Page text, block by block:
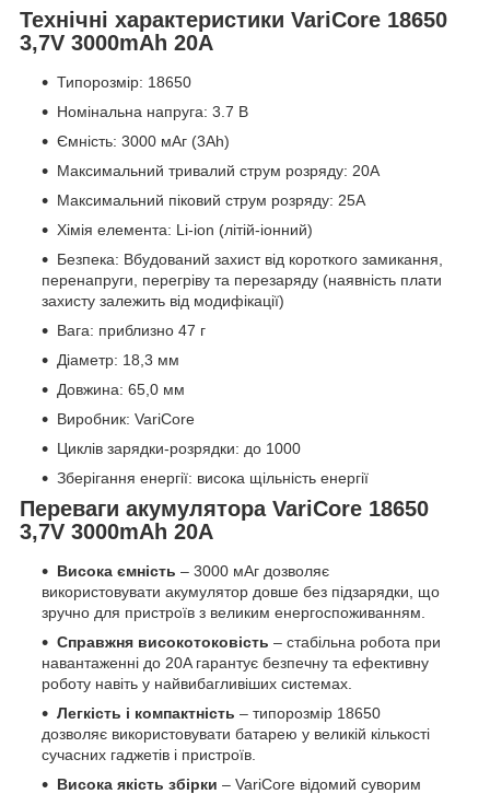
Технічні характеристики VariCore 18650
3,7V 3000mAh 20A
Типорозмір: 18650
Номінальна напруга: 3.7 В
Ємність: 3000 мАг (3Ah)
Максимальний тривалий струм розряду: 20A
Максимальний піковий струм розряду: 25A
Хімія елемента: Li-ion (літій-іонний)
Безпека: Вбудований захист від короткого замикання,
перенапруги, перегріву та перезаряду (наявність плати
захисту залежить від модифікації)
Вага: приблизно 47 г
Діаметр: 18,3 мм
Довжина: 65,0 мм
Виробник: VariCore
Циклів зарядки-розрядки: до 1000
Зберігання енергії: висока щільність енергії
Переваги акумулятора VariCore 18650
3,7V 3000mAh 20A
Висока ємність – 3000 мАг дозволяє
використовувати акумулятор довше без підзарядки, що
зручно для пристроїв з великим енергоспоживанням.
Справжня високотоковість – стабільна робота при
навантаженні до 20A гарантує безпечну та ефективну
роботу навіть у найвибагливіших системах.
Легкість і компактність – типорозмір 18650
дозволяє використовувати батарею у великій кількості
сучасних гаджетів і пристроїв.
Висока якість збірки – VariCore відомий суворим